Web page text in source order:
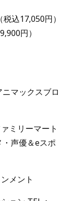
込17,050円）
円）
マックスブロ
ミリーマート
声優＆eスポ
メント